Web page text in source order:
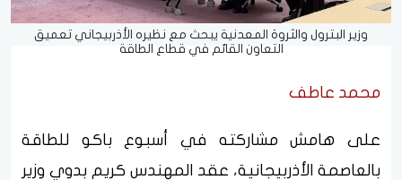
وزير البترول والثروة المعدنية يبحث مع نظيره الأذربيجاني تعميق
التعاون القائم في قطاع الطاقة
محمد عاطف
على هامش مشاركته في أسبوع باكو للطاقة
بالعاصمة الأذربيجانية، عقد المهندس كريم بدوي وزير